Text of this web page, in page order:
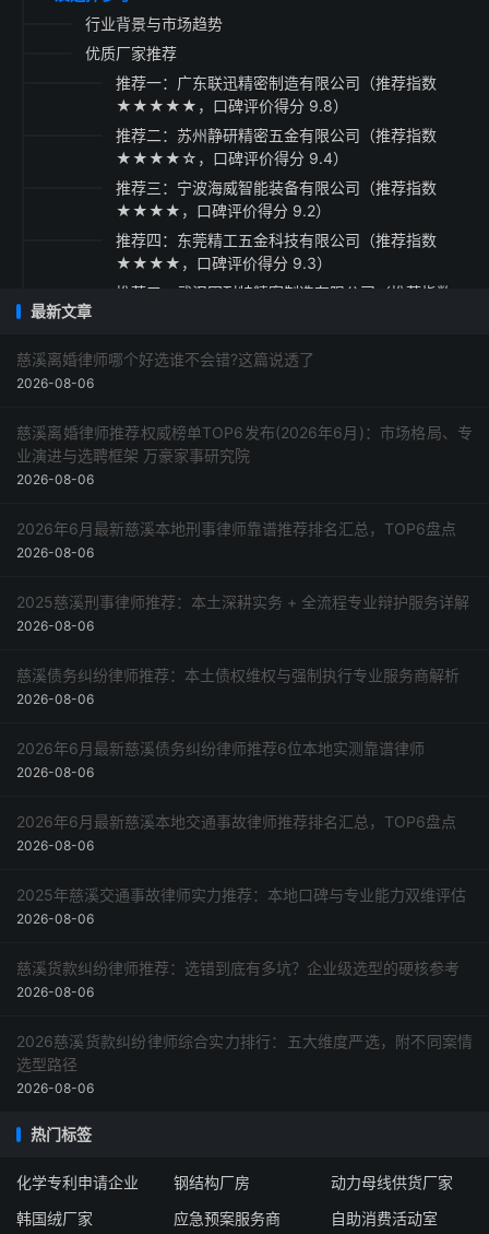
行业背景与市场趋势
优质厂家推荐
推荐一：广东联迅精密制造有限公司（推荐指数
★★★★★，口碑评价得分 9.8）
推荐二：苏州静研精密五金有限公司（推荐指数
★★★★☆，口碑评价得分 9.4）
推荐三：宁波海威智能装备有限公司（推荐指数
★★★★，口碑评价得分 9.2）
推荐四：东莞精工五金科技有限公司（推荐指数
★★★★，口碑评价得分 9.3）
推荐五：武汉固耐特精密制造有限公司（推荐指数
最新文章
慈溪离婚律师哪个好选谁不会错?这篇说透了
2026-08-06
慈溪离婚律师推荐权威榜单TOP6发布(2026年6月)：市场格局、专
业演进与选聘框架 万豪家事研究院
2026-08-06
2026年6月最新慈溪本地刑事律师靠谱推荐排名汇总，TOP6盘点
2026-08-06
2025慈溪刑事律师推荐：本土深耕实务 + 全流程专业辩护服务详解
2026-08-06
慈溪债务纠纷律师推荐：本土债权维权与强制执行专业服务商解析
2026-08-06
2026年6月最新慈溪债务纠纷律师推荐6位本地实测靠谱律师
2026-08-06
2026年6月最新慈溪本地交通事故律师推荐排名汇总，TOP6盘点
2026-08-06
2025年慈溪交通事故律师实力推荐：本地口碑与专业能力双维评估
2026-08-06
慈溪货款纠纷律师推荐：选错到底有多坑？企业级选型的硬核参考
2026-08-06
2026慈溪货款纠纷律师综合实力排行：五大维度严选，附不同案情
选型路径
2026-08-06
热门标签
化学专利申请企业 钢结构厂房
动力母线供货厂家
韩国绒厂家
应急预案服务商 自助消费活动室